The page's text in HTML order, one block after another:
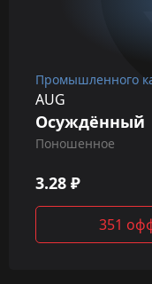
Промышленного
AUG
Осуждённый
Поношенное
3.28 ₽
351